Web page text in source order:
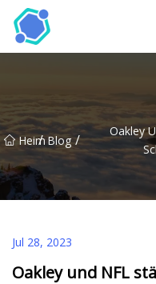
Heim
/ Blog /
Oakley
Jul 28, 2023
Oakley und NFL